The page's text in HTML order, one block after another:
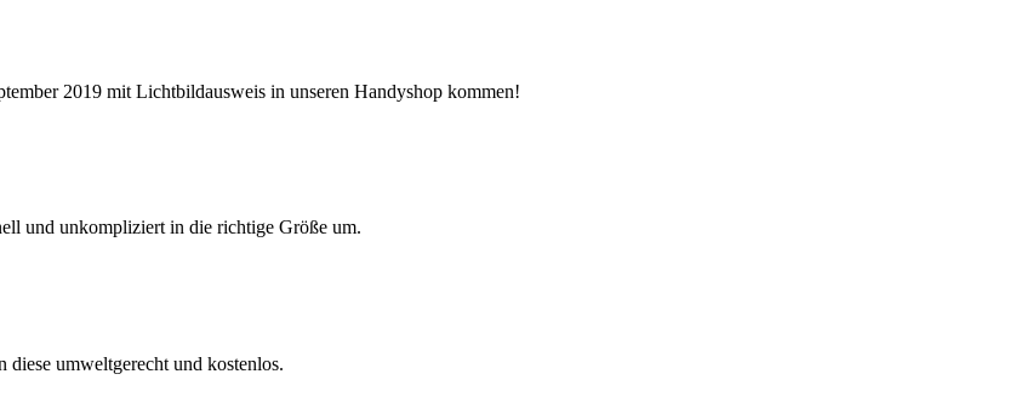
2019 mit Lichtbildausweis in unseren Handyshop kommen!
und unkompliziert in die richtige Größe um.
umweltgerecht und kostenlos.